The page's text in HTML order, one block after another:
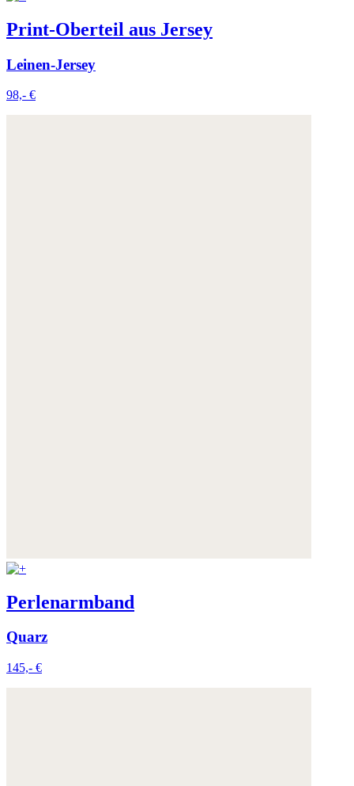
Print-Oberteil aus Jersey
Leinen-Jersey
98,- €
Perlenarmband
Quarz
145,- €